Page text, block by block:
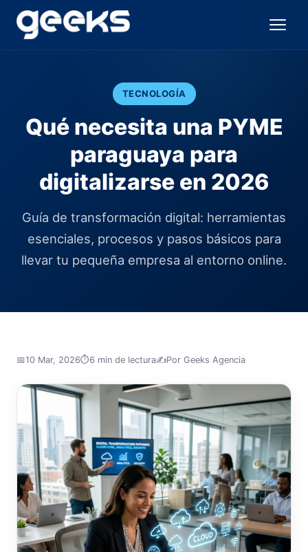
TECNOLOGÍA
Qué necesita una PYME
paraguaya para
digitalizarse en 2026
Guía de transformación digital: herramientas
esenciales, procesos y pasos básicos para
llevar tu pequeña empresa al entorno online.
📅10 Mar, 2026⏱️6 min de lectura✍️Por Geeks Agencia